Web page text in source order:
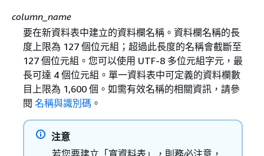
column_name
要在新資料表中建立的資料欄名稱。資料欄名稱的長
度上限為 127 個位元組；超過此長度的名稱會截斷至
127 個位元組。您可以使用 UTF-8 多位元組字元，最
長可達 4 個位元組。單一資料表中可定義的資料欄數
目上限為 1,600 個。如需有效名稱的相關資訊，請參
閱 名稱與識別碼 。
注意